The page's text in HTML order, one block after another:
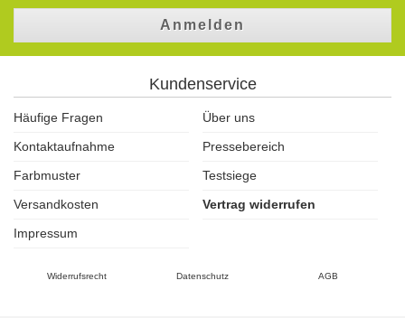
Anmelden
Kundenservice
Häufige Fragen
Über uns
Kontaktaufnahme
Pressebereich
Farbmuster
Testsiege
Versandkosten
Vertrag widerrufen
Impressum
Widerrufsrecht Datenschutz AGB